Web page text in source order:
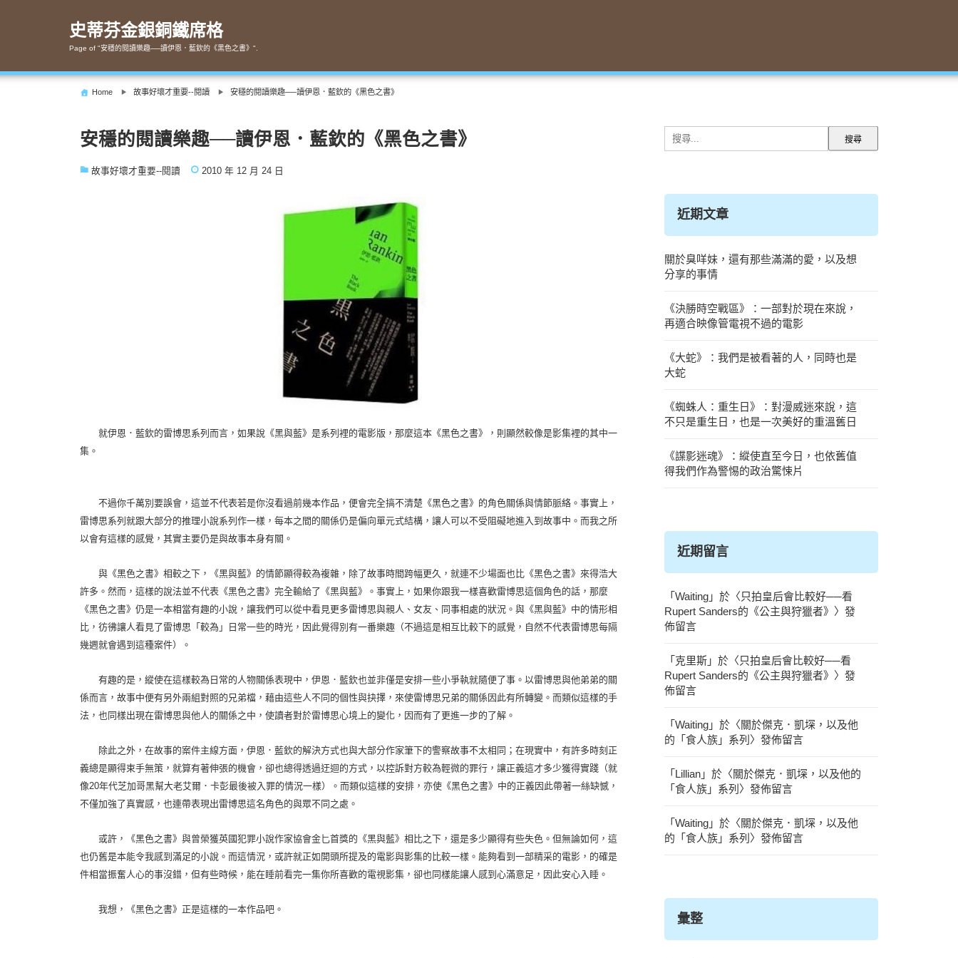
史蒂芬金銀銅鐵席格
Page of "安穩的閱讀樂趣──讀伊恩．藍欽的《黑色之書》".
Home 故事好壞才重要--閱讀 安穩的閱讀樂趣──讀伊恩．藍欽的《黑色之書》
安穩的閱讀樂趣──讀伊恩．藍欽的《黑色之書》
故事好壞才重要--閱讀 2010 年 12 月 24 日
就伊恩．藍欽的雷博思系列而言，如果說《黑與藍》是系列裡的電影版，那麼這本《黑色之書》，則顯然較像是影集裡的其中一
集。
不過你千萬別要誤會，這並不代表若是你沒看過前幾本作品，便會完全搞不清楚《黑色之書》的角色關係與情節脈絡。事實上，
雷博思系列就跟大部分的推理小說系列作一樣，每本之間的關係仍是偏向單元式結構，讓人可以不受阻礙地進入到故事中。而我之所
以會有這樣的感覺，其實主要仍是與故事本身有關。
與《黑色之書》相較之下，《黑與藍》的情節顯得較為複雜，除了故事時間跨幅更久，就連不少場面也比《黑色之書》來得浩大
許多。然而，這樣的說法並不代表《黑色之書》完全輸給了《黑與藍》。事實上，如果你跟我一樣喜歡雷博思這個角色的話，那麼
《黑色之書》仍是一本相當有趣的小說，讓我們可以從中看見更多雷博思與親人、女友、同事相處的狀況。與《黑與藍》中的情形相
比，彷彿讓人看見了雷博思「較為」日常一些的時光，因此覺得別有一番樂趣（不過這是相互比較下的感覺，自然不代表雷博思每隔
幾週就會遇到這種案件）。
有趣的是，縱使在這樣較為日常的人物關係表現中，伊恩．藍欽也並非僅是安排一些小爭執就隨便了事。以雷博思與他弟弟的關
係而言，故事中便有另外兩組對照的兄弟檔，藉由這些人不同的個性與抉擇，來使雷博思兄弟的關係因此有所轉變。而類似這樣的手
法，也同樣出現在雷博思與他人的關係之中，使讀者對於雷博思心境上的變化，因而有了更進一步的了解。
除此之外，在故事的案件主線方面，伊恩．藍欽的解決方式也與大部分作家筆下的警察故事不太相同；在現實中，有許多時刻正
義總是顯得束手無策，就算有著伸張的機會，卻也總得透過迂迴的方式，以控訴對方較為輕微的罪行，讓正義這才多少獲得實踐（就
像20年代芝加哥黑幫大老艾爾．卡彭最後被入罪的情況一樣）。而類似這樣的安排，亦使《黑色之書》中的正義因此帶著一絲缺憾，
不僅加強了真實感，也連帶表現出雷博思這名角色的與眾不同之處。
或許，《黑色之書》與曾榮獲英國犯罪小說作家協會金匕首獎的《黑與藍》相比之下，還是多少顯得有些失色。但無論如何，這
也仍舊是本能令我感到滿足的小說。而這情況，或許就正如開頭所提及的電影與影集的比較一樣。能夠看到一部精采的電影，的確是
件相當振奮人心的事沒錯，但有些時候，能在睡前看完一集你所喜歡的電視影集，卻也同樣能讓人感到心滿意足，因此安心入睡。
我想，《黑色之書》正是這樣的一本作品吧。
搜
尋
字:
近期文章
關於臭咩妹，還有那些滿滿的愛，以及想
分享的事情
《決勝時空戰區》：一部對於現在來說，
再適合映像管電視不過的電影
《大蛇》：我們是被看著的人，同時也是
大蛇
《蜘蛛人：重生日》：對漫威迷來說，這
不只是重生日，也是一次美好的重溫舊日
《諜影迷魂》：縱使直至今日，也依舊值
得我們作為警惕的政治驚悚片
近期留言
「 Waiting 」於〈只拍皇后會比較好──看
Rupert Sanders的《公主與狩獵者》 〉發
佈留言
「 克里斯 」於〈只拍皇后會比較好──看
Rupert Sanders的《公主與狩獵者》 〉發
佈留言
「 Waiting 」於〈關於傑克．凱堔，以及他
的「食人族」系列 〉發佈留言
「 Lillian 」於〈關於傑克．凱堔，以及他的
「食人族」系列 〉發佈留言
「 Waiting 」於〈關於傑克．凱堔，以及他
的「食人族」系列 〉發佈留言
彙整